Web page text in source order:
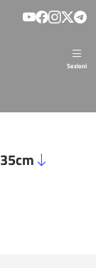
Sezioni
35cm